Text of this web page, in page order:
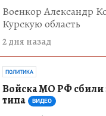
Военкор Александр
Курскую область
2 дня назад
ПОЛИТИКА
Войска МО РФ сбили
типа ВИДЕО